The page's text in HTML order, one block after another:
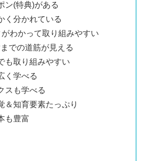
ン(特典)がある
く分かれている
わかって取り組みやすい
での道筋が見える
も取り組みやすい
く学べる
スも学べる
＆知育要素たっぷり
も豊富